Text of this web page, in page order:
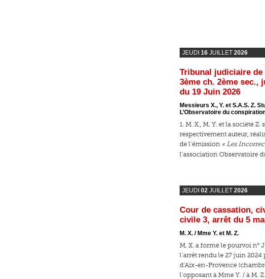
JEUDI 16 JUILLET 2026
Tribunal judiciaire de
3ème ch. 2ème sec.,
du 19 Juin 2026
Messieurs X., Y. et S.A.S. Z.
L’Observatoire du
1. M. X., M. Y. et la société Z.
respectivement auteur,
de l’émission « Les
l’association Observatoire
JEUDI 02 JUILLET 2026
Cour de cassation,
civile 3, arrêt du 5
M. X. / Mme Y. et M. Z.
M. X. a formé le pourvoi n°
l'arrêt rendu le 27 juin 2024
d'Aix-en-Provence
l'opposant à Mme Y. / à M.